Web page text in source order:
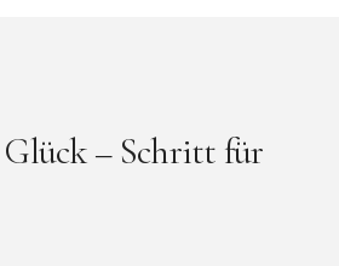
– Schritt für